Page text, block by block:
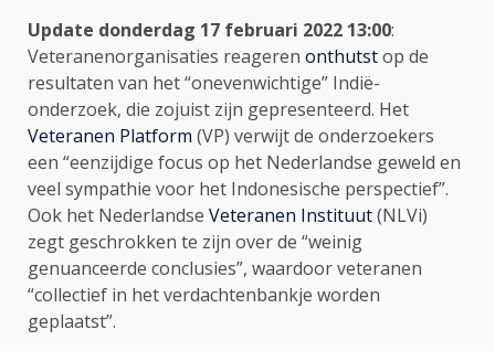
Update donderdag 17 februari 2022 13:00:
Veteranenorganisaties reageren onthutstop de
resultaten van het “onevenwichtige” Indië-
onderzoek, die zojuist zijn gepresenteerd. Het
Veteranen Platform (VP) verwijt de onderzoekers
een “eenzijdige focus op het Nederlandse geweld en
veel sympathie voor het Indonesische perspectief”.
Ook het Nederlandse Veteranen Instituut(NLVi)
zegt geschrokken te zijn over de “weinig
genuanceerde conclusies”, waardoor veteranen
“collectief in het verdachtenbankje worden
geplaatst”.